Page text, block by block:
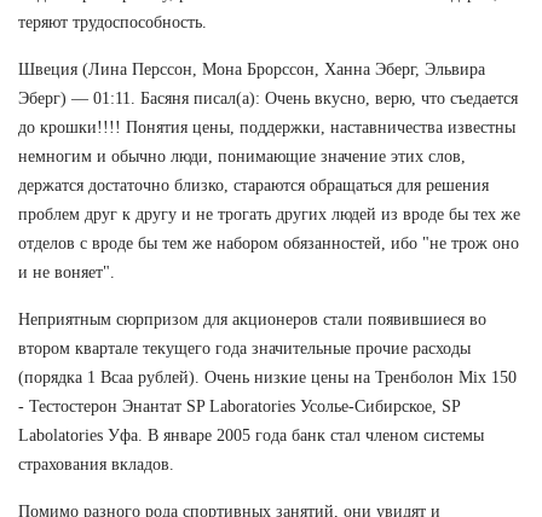
теряют трудоспособность.
Швеция (Лина Перссон, Мона Брорссон, Ханна Эберг, Эльвира
Эберг) — 01:11. Басяня писал(а): Очень вкусно, верю, что съедается
до крошки!!!! Понятия цены, поддержки, наставничества известны
немногим и обычно люди, понимающие значение этих слов,
держатся достаточно близко, стараются обращаться для решения
проблем друг к другу и не трогать других людей из вроде бы тех же
отделов с вроде бы тем же набором обязанностей, ибо "не трож оно
и не воняет".
Неприятным сюрпризом для акционеров стали появившиеся во
втором квартале текущего года значительные прочие расходы
(порядка 1 Bcaa рублей). Очень низкие цены на Тренболон Mix 150
- Тестостерон Энантат SP Laboratories Усолье-Сибирское, SP
Labolatories Уфа. В январе 2005 года банк стал членом системы
страхования вкладов.
Помимо разного рода спортивных занятий, они увидят и